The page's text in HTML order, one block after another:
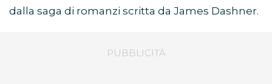
dalla saga di romanzi scritta da James Dashner.